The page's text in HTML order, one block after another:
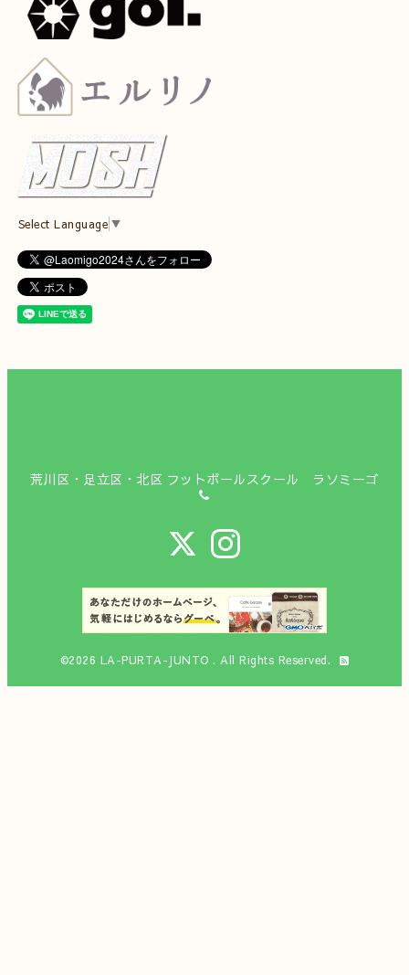
Select Language ▼
荒川区・足立区・北区 フットボールスクール ラソミーゴ
©2026 LA-PURTA-JUNTO. All Rights Reserved.